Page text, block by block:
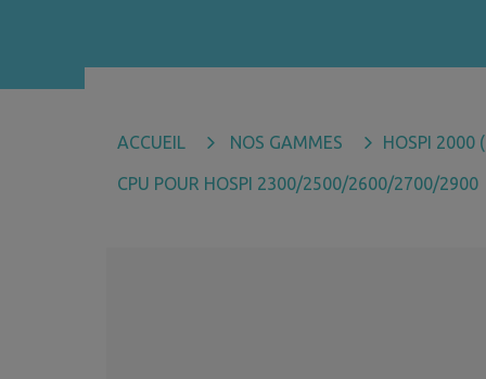
ACCUEIL NOS GAMMES HOSPI 2000
CPU POUR HOSPI 2300/2500/2600/2700/2900